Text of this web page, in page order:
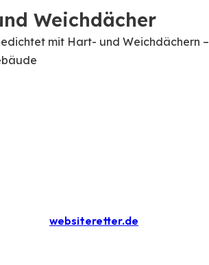
Weichdächer
mit Hart- und Weichdächern –
websiteretter.de